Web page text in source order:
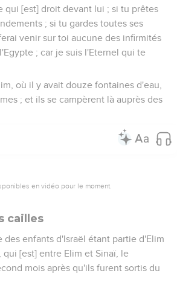
qui [est] droit devant lui ; si tu prêtes
; si tu gardes toutes ses
venir sur toi aucune des infirmités
; car je suis l'Eternel qui te
où il y avait douze fontaines d'eau,
; et ils se campèrent là auprès des
en vidéo pour le moment.
cailles
des enfants d'Israël étant partie d'Elim
qui [est] entre Elim et Sinaï, le
mois après qu'ils furent sortis du